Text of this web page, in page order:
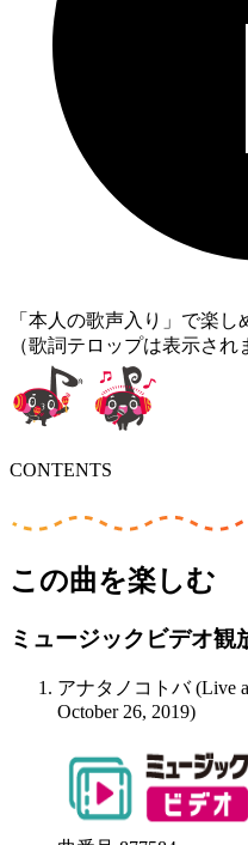
「本人の歌声入り」で楽
（歌詞テロップは表示され
CONTENTS
この曲を楽しむ
ミュージックビデオ観
アナタノコトバ (Live
October 26, 2019)